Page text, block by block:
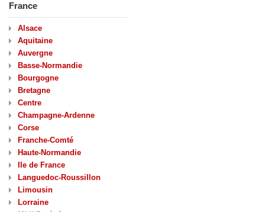
France
Alsace
Aquitaine
Auvergne
Basse-Normandie
Bourgogne
Bretagne
Centre
Champagne-Ardenne
Corse
Franche-Comté
Haute-Normandie
Ile de France
Languedoc-Roussillon
Limousin
Lorraine